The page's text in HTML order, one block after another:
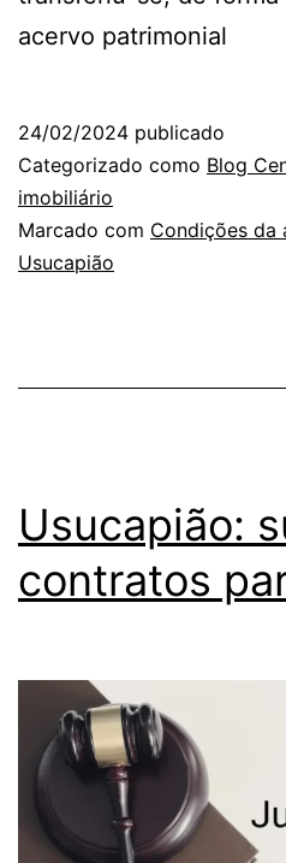
acervo patrimonial
24/02/2024 publicado
Categorizado como Blog
imobiliário
Marcado com Condições da
Usucapião
Usucapião:
contratos